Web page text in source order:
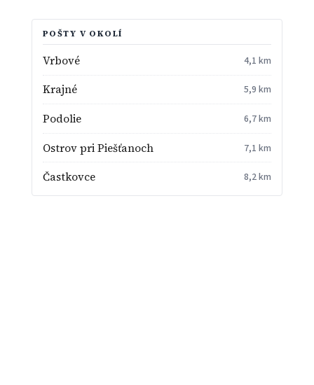
POŠTY V OKOLÍ
Vrbové 4,1 km
Krajné 5,9 km
Podolie 6,7 km
Ostrov pri Piešťanoch 7,1 km
Častkovce 8,2 km